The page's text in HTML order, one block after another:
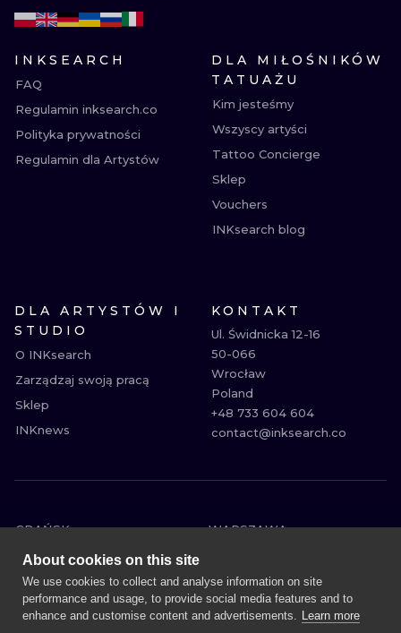
INKSEARCH
FAQ
Regulamin inksearch.co
Polityka prywatności
Regulamin dla Artystów
DLA MIŁOŚNIKÓW
TATUAŻU
Kim jesteśmy
Wszyscy artyści
Tattoo Concierge
Sklep
Vouchers
INKsearch blog
DLA ARTYSTÓW I
STUDIO
O INKsearch
Zarządzaj swoją pracą
Sklep
INKnews
KONTAKT
Ul. Świdnicka 12-16
50-066
Wrocław
Poland
+48 733 604 604
contact@inksearch.co
GDAŃSK
WARSZAWA
POZNAŃ
KATOWICE
WROCŁAW
ŁÓDŹ
BERLIN
About cookies on this site
We use cookies to collect and analyse information on site
performance and usage, to provide social media features and to
enhance and customise content and advertisements. Learn more